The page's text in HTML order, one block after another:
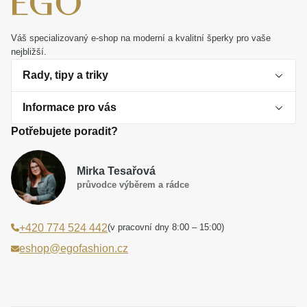
nadčasovým osobním symbolem. Oslavte lásku
způsobem, který si zachová svůj jas po celé
generace.
Váš specializovaný e-shop na moderní a kvalitní šperky pro vaše
nejbližší.
Rady, tipy a triky
O perlách
Jak vybrat perlový šperk
Dárková inspirace
Smaltované a korálkové šperky jako trend
Laboratorní diamanty jsou budoucnost
Jak správně pečovat o šperky
Informace pro vás
Obchodní podmínky
Reklamační řád
Poučení o právu na odstoupení od smlouvy
Potřebujete poradit?
Mirka Tesařová
průvodce výběrem a rádce
+420 774 524 442(v pracovní dny 8:00 – 15:00)
eshop@egofashion.cz